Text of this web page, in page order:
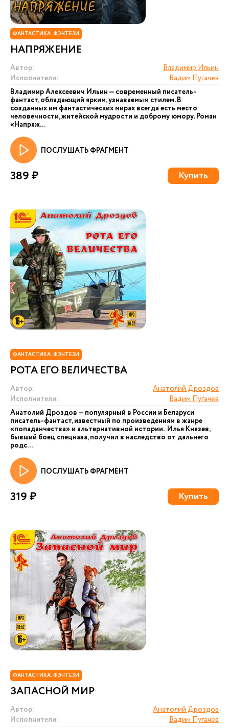
ФАНТАСТИКА. ФЭНТЕЗИ
НАПРЯЖЕНИЕ
Автор:
Владимир Ильин
Исполнители:
Вадим Пугачев
Владимир Алексеевич Ильин — современный писатель-
фантаст, обладающий ярким, узнаваемым стилем. В
созданных им фантастических мирах всегда есть место
человечности, житейской мудрости и доброму юмору. Роман
«Напряж...
ПОСЛУШАТЬ ФРАГМЕНТ
389 ₽ Купить
ФАНТАСТИКА. ФЭНТЕЗИ
РОТА ЕГО ВЕЛИЧЕСТВА
Автор:
Анатолий Дроздов
Исполнители:
Вадим Пугачев
Анатолий Дроздов — популярный в России и Беларуси
писатель-фантаст, известный по произведениям в жанре
«попаданчества» и альтернативной истории. Илья Князев,
бывший боец спецназа, получил в наследство от дальнего
родс...
ПОСЛУШАТЬ ФРАГМЕНТ
319 ₽ Купить
ФАНТАСТИКА. ФЭНТЕЗИ
ЗАПАСНОЙ МИР
Автор:
Анатолий Дроздов
Исполнители:
Вадим Пугачев